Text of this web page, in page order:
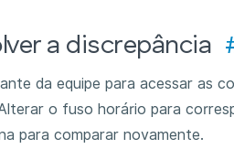
a discrepância
da equipe para acessar as
o fuso horário para
para comparar novamente.